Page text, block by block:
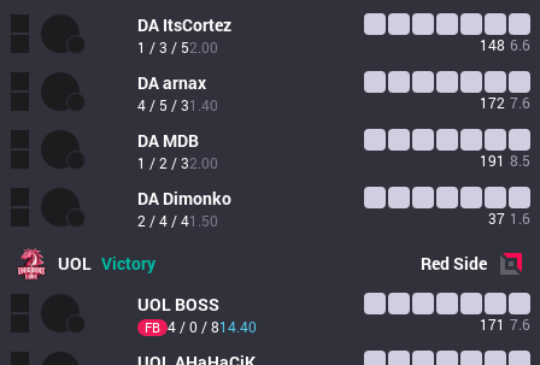
DA ItsCortez
1 / 3 / 52.00 148 6.6
DAarnax
4 / 5 / 31.40 172 7.6
DA MDB
1 / 2 / 32.00 191 8.5
DA Dimonko
2 / 4 / 41.50 37 1.6
UOL Victory RedSide
UOL BOSS
FB 4 / 0 / 814.40 171 7.6